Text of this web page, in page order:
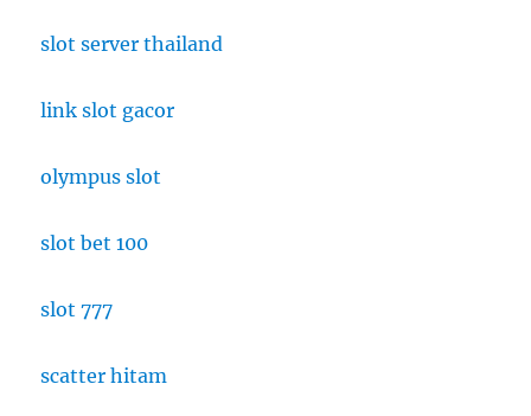
slot server thailand
link slot gacor
olympus slot
slot bet 100
slot 777
scatter hitam